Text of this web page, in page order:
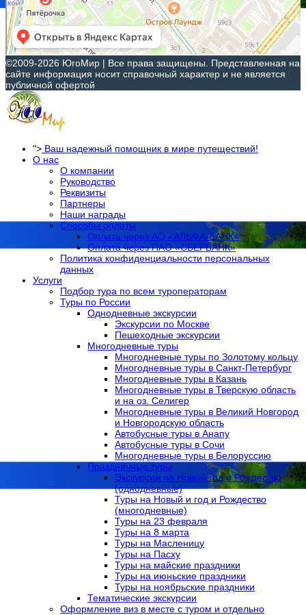
©2009-2026 ЮгоМир | Все права защищены. Представленная на
сайте информация носит справочный характер и не является
публичной офертой
"> Ваш надежный помощник в мире путеществий!
О нас
О компании
Руководство
Реквизиты
Партнеры
Наши награды
Способы оплаты
Оплата через АО «АЛЬФА-БАНК»
Оплата через ПАО «СБЕРБАНК»
Политика конфиденциальности персональных
данных
Услуги
Подбор тура по всем туроператорам
Туры по России
Однодневные экскурсии
Экскурсии по Москве
Пешеходные экскурсии
Многодневные туры
Многодневные туры по Золотому кольцу
Многодневные туры в Санкт-Петербург
Многодневные туры в Казань
Многодневные туры в Тверскую область
и на оз. Селигер
Многодневные туры в Великий Новгород
и Новгородскую область
Автобусные туры в Анапу
Автобусные туры в Сочи
Многодневные туры в Белоруссию
Праздничные туры
Экскурсии на Новый год и Рождество
(однодневные)
Туры на Новый и год и Рождество
(многодневные)
Туры на 23 февраля
Туры на 8 марта
Туры на Масленицу
Туры на Пасху
Туры на майские праздники
Туры на июньские праздники
Туры на ноябрьские праздники
Тематические экскурсии
Оформление виз в местe с туром и отдельно